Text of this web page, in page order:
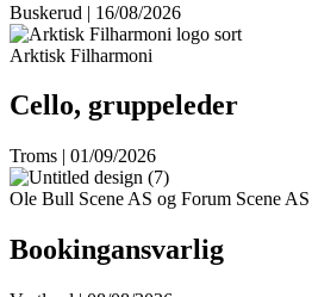
Buskerud | 16/08/2026
Arktisk Filharmoni
Cello, gruppeleder
Troms | 01/09/2026
Ole Bull Scene AS og Forum Scene AS
Bookingansvarlig